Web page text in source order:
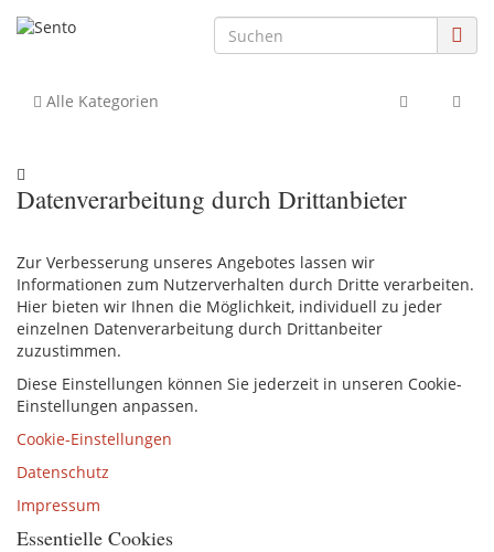
Alle Kategorien
Datenverarbeitung durch Drittanbieter
Zur Verbesserung unseres Angebotes lassen wir
Informationen zum Nutzerverhalten durch Dritte verarbeiten.
Hier bieten wir Ihnen die Möglichkeit, individuell zu jeder
einzelnen Datenverarbeitung durch Drittanbeiter
zuzustimmen.
Diese Einstellungen können Sie jederzeit in unseren Cookie-
Einstellungen anpassen.
Cookie-Einstellungen
Datenschutz
Impressum
Essentielle Cookies